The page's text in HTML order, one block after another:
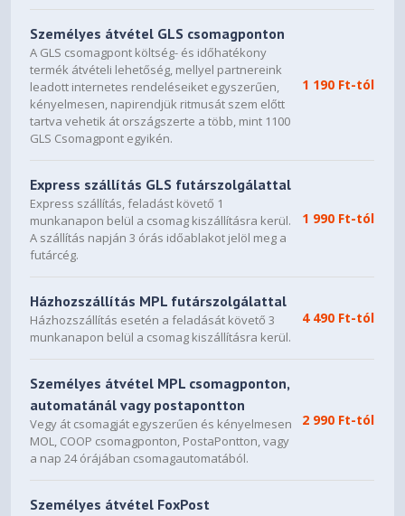
Személyes átvétel GLS csomagponton
A GLS csomagpont költség- és időhatékony
termék átvételi lehetőség, mellyel partnereink
leadott internetes rendeléseiket egyszerűen,
kényelmesen, napirendjük ritmusát szem előtt
tartva vehetik át országszerte a több, mint 1100
GLS Csomagpont egyikén.
1 190 Ft-tól
Express szállítás GLS futárszolgálattal
Express szállítás, feladást követő 1
munkanapon belül a csomag kiszállításra kerül.
A szállítás napján 3 órás időablakot jelöl meg a
futárcég.
1 990 Ft-tól
Házhozszállítás MPL futárszolgálattal
Házhozszállítás esetén a feladását követő 3
munkanapon belül a csomag kiszállításra kerül.
4 490 Ft-tól
Személyes átvétel MPL csomagponton,
automatánál vagy postapontton
Vegy át csomagját egyszerűen és kényelmesen
MOL, COOP csomagponton, PostaPontton, vagy
a nap 24 órájában csomagautomatából.
2 990 Ft-tól
Személyes átvétel FoxPost